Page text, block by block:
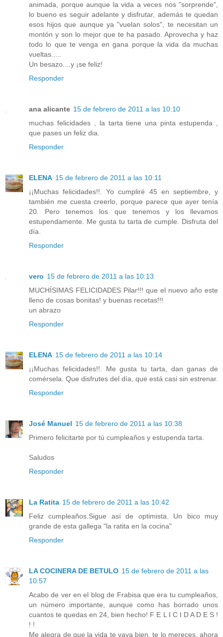
animada, porque aunque la vida a veces nos "sorprende",
lo bueno es seguir adelante y disfrutar, además te quedan
esos hijos que aunque ya "vuelan solos", te necesitan un
montón y son lo mejor que te ha pasado. Aprovecha y haz
todo lo que te venga en gana porque la vida da muchas
vueltas.....
Un besazo....y ¡se feliz!
Responder
ana alicante 15 de febrero de 2011 a las 10:10
muchas felicidades , la tarta tiene una pinta estupenda ,
que pases un feliz dia.
Responder
ELENA 15 de febrero de 2011 a las 10:11
¡¡Muchas felicidades!!. Yo cumpliré 45 en septiembre, y
también me cuesta creerlo, porque parece que ayer tenía
20. Pero tenemos los que tenemos y los llevamos
estupendamente. Me gusta tu tarta de cumple. Disfruta del
día.
Responder
vero 15 de febrero de 2011 a las 10:13
MUCHÍSIMAS FELICIDADES Pilar!!! que el nuevo año este
lleno de cosas bonitas! y buenas recetas!!!
un abrazo
Responder
ELENA 15 de febrero de 2011 a las 10:14
¡¡Muchas felicidades!!. Me gusta tu tarta, dan ganas de
comérsela. Que disfrutes del día, que está casi sin estrenar.
Responder
José Manuel 15 de febrero de 2011 a las 10:38
Primero felicitarte por tú cumpleaños y estupenda tarta.
Saludos
Responder
La Ratita 15 de febrero de 2011 a las 10:42
Feliz cumpleaños.Sigue así de optimista. Un bico muy
grande de esta gallega "la ratita en la cocina"
Responder
LA COCINERA DE BETULO 15 de febrero de 2011 a las
10:57
Acabo de ver en el blog de Frabisa que era tu cumpleaños,
un número importante, aunque como has borrado unos
cuantos te quedas en 24, bien hecho! F E L I C I D A D E S !
! !
Me alegra de que la vida te vaya bien, te lo mereces, ahora